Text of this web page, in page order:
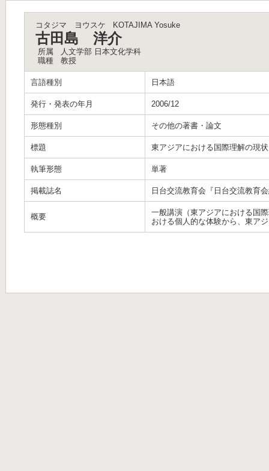
コタジマ ヨウスケ KOTAJIMA Yosuke
古田島 洋介
所属
人文学部 日本文化学科
職種
教授
言語種別 日本語
発行・発表の年月 2006/12
形態種別 その他の著書・論文
標題 東アジアにおける国際理解の現
執筆形態 単著
掲載誌名 日台交流教育会『日台交流教育
概要
一般講演（東アジアにおける国
おける個人的な体験から、東ア